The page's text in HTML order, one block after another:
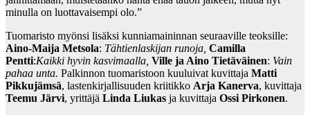
minulla on luottavaisempi olo.”
Tuomaristo myönsi lisäksi kunniamaininnan seuraaville teoksille:
Aino-Maija Metsola: Tähtienlaskijan runoja, Camilla
Pentti:Kaikki hyvin kasvimaalla, Ville ja Aino Tietäväinen: Vain
pahaa unta. Palkinnon tuomaristoon kuuluivat kuvittaja Matti
Pikkujämsä, lastenkirjallisuuden kriitikko Arja Kanerva, kuvittaja
Teemu Järvi, yrittäjä Linda Liukas ja kuvittaja Ossi Pirkonen.